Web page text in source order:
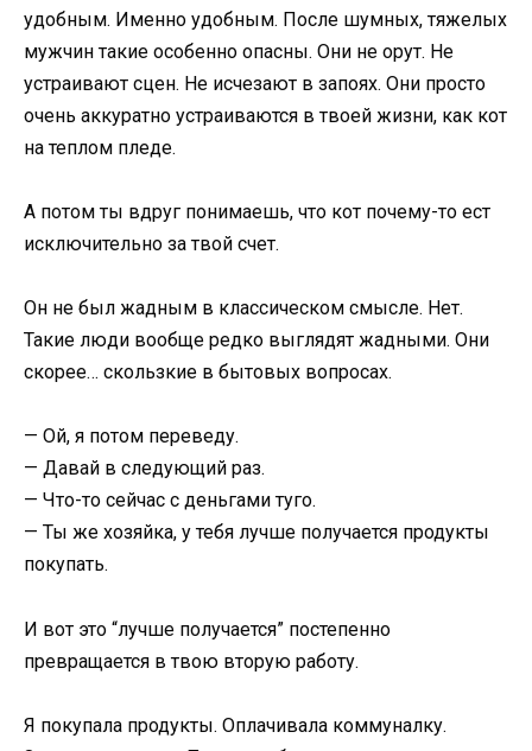
удобным. Именно удобным. После шумных, тяжелых
мужчин такие особенно опасны. Они не орут. Не
устраивают сцен. Не исчезают в запоях. Они просто
очень аккуратно устраиваются в твоей жизни, как кот
на теплом пледе.
А потом ты вдруг понимаешь, что кот почему-то ест
исключительно за твой счет.
Он не был жадным в классическом смысле. Нет.
Такие люди вообще редко выглядят жадными. Они
скорее… скользкие в бытовых вопросах.
— Ой, я потом переведу.
— Давай в следующий раз.
— Что-то сейчас с деньгами туго.
— Ты же хозяйка, у тебя лучше получается продукты
покупать.
И вот это “лучше получается” постепенно
превращается в твою вторую работу.
Я покупала продукты. Оплачивала коммуналку.